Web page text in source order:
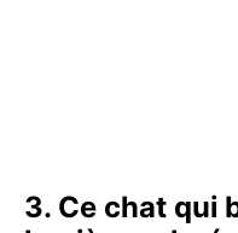
3. Ce chat qui